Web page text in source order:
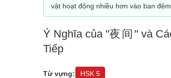
vật hoạt động nhiều hơn vào ban đêm.
Ý Nghĩa của "夜间 " và
Tiếp
Từ vựng: HSK 5